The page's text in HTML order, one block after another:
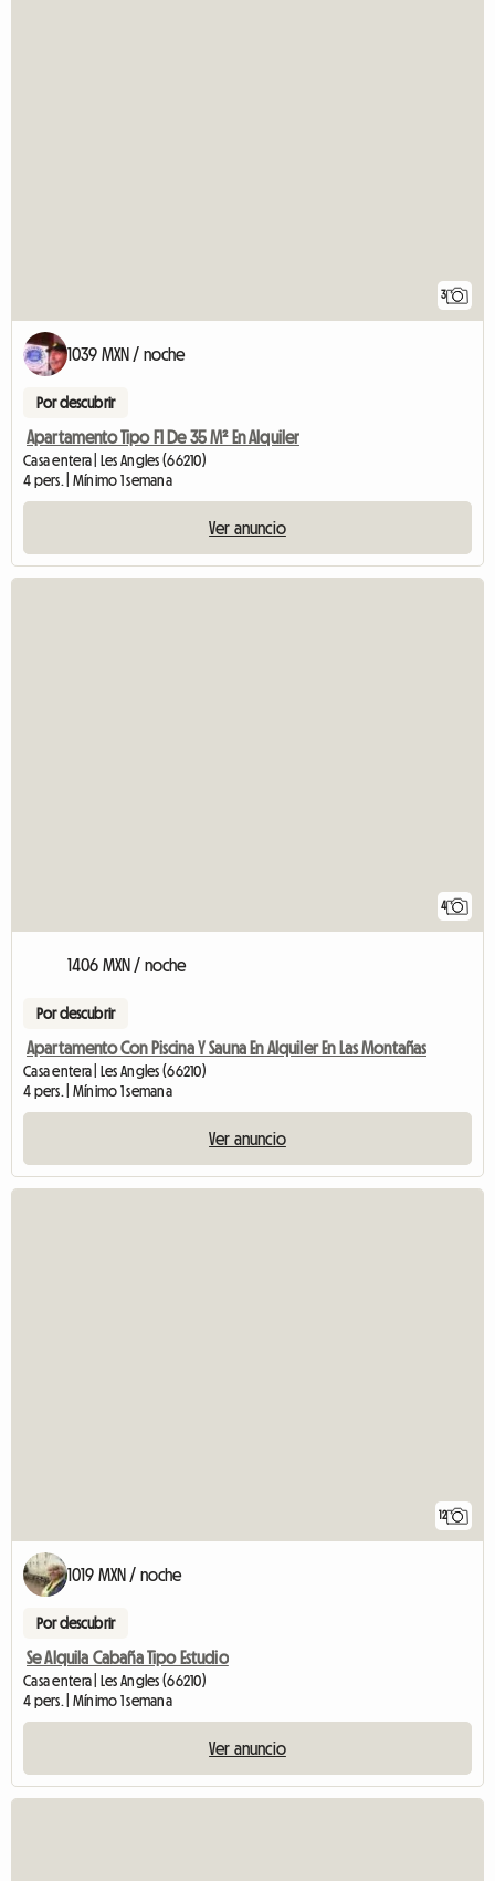
3
1039 MXN / noche
Por descubrir
Apartamento Tipo F1 De 35 M² En Alquiler
Casa entera | Les Angles (66210)
4 pers. | Mínimo 1 semana
Ver anuncio
4
1406 MXN / noche
Por descubrir
Apartamento Con Piscina Y Sauna En Alquiler En Las Montañas
Casa entera | Les Angles (66210)
4 pers. | Mínimo 1 semana
Ver anuncio
12
1019 MXN / noche
Por descubrir
Se Alquila Cabaña Tipo Estudio
Casa entera | Les Angles (66210)
4 pers. | Mínimo 1 semana
Ver anuncio